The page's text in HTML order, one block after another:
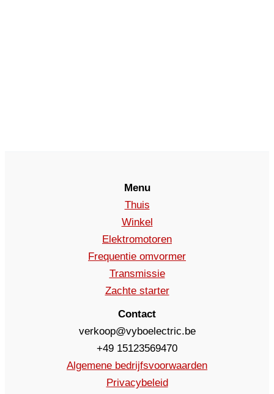
Menu
Thuis
Winkel
Elektromotoren
Frequentie omvormer
Transmissie
Zachte starter
Contact
verkoop@vyboelectric.be
+49 15123569470
Algemene bedrijfsvoorwaarden
Privacybeleid